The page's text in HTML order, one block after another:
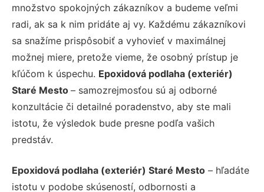
množstvo spokojných zákazníkov a budeme veľmi
radi, ak sa k nim pridáte aj vy. Každému zákazníkovi
sa snažíme prispôsobiť a vyhovieť v maximálnej
možnej miere, pretože vieme, že osobný prístup je
kľúčom k úspechu. Epoxidová podlaha (exteriér)
Staré Mesto – samozrejmosťou sú aj odborné
konzultácie či detailné poradenstvo, aby ste mali
istotu, že výsledok bude presne podľa vašich
predstáv.
Epoxidová podlaha (exteriér) Staré Mesto – hľadáte
istotu v podobe skúseností, odbornosti a